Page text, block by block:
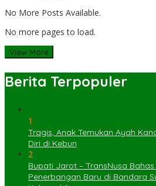
No More Posts Available.
No more pages to load.
View More
Berita Terpopuler
1
Tragis, Anak Temukan Ayah
Diri di Kebun
2
Bupati Jarot – TransNusa
Penerbangan Baru di Bandara